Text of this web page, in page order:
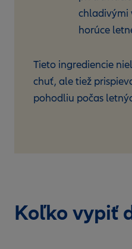
chladivými
horúce
Tieto ingrediencie
chuť, ale tiež
pohodliu počas
Koľko vypiť